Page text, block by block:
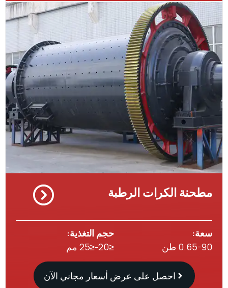
الكرات الرطبة
طن
حجم التغذية:
احصل على عرض أسعار مجاني الآن